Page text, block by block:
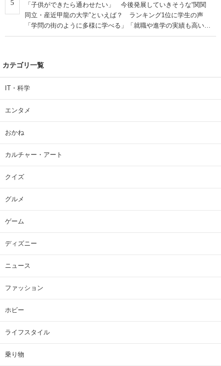
5
「子供ができたら通わせたい」 今後発展していきそうな“関関
同立・産近甲龍の大学”といえば？ ランキング1位に学生の声
「学問の街のように多様に学べる」「就職や進学の実績も高い」
| 大学 ねとらぼリサーチ
カテゴリ一覧
IT・科学
エンタメ
おかね
カルチャー・アート
クイズ
グルメ
ゲーム
ディズニー
ニュース
ファッション
ホビー
ライフスタイル
乗り物